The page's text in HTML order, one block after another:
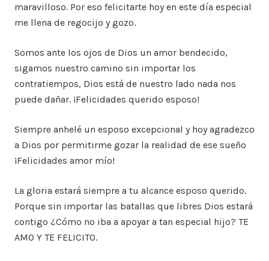
maravilloso. Por eso felicitarte hoy en este día especial
me llena de regocijo y gozo.
Somos ante los ojos de Dios un amor bendecido,
sigamos nuestro camino sin importar los
contratiempos, Dios está de nuestro lado nada nos
puede dañar. ¡Felicidades querido esposo!
Siempre anhelé un esposo excepcional y hoy agradezco
a Dios por permitirme gozar la realidad de ese sueño
¡Felicidades amor mío!
La gloria estará siempre a tu alcance esposo querido.
Porque sin importar las batallas que libres Dios estará
contigo ¿Cómo no iba a apoyar a tan especial hijo? TE
AMO Y TE FELICITO.